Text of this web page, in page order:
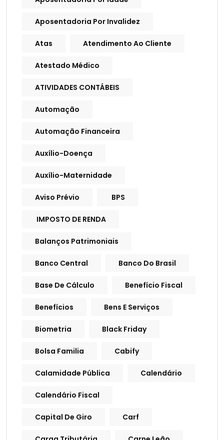
Aposentadoria Por Invalidez
Atas Atendimento Ao Cliente
Atestado Médico
ATIVIDADES CONTÁBEIS
Automação
Automação Financeira
Auxílio-Doença
Auxílio-Maternidade
Aviso Prévio BPS
IMPOSTO DE RENDA
Balanços Patrimoniais
Banco Central Banco Do Brasil
Base De Cálculo Benefício Fiscal
Benefícios Bens E Serviços
Biometria Black Friday
Bolsa Familia Cabify
Calamidade Pública Calendário
Calendário Fiscal
Capital De Giro Carf